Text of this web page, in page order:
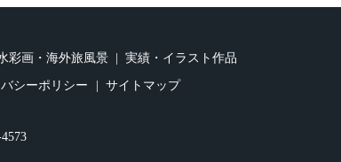
彩画・海外旅風景 実績・イラスト作品
シーポリシー サイトマップ